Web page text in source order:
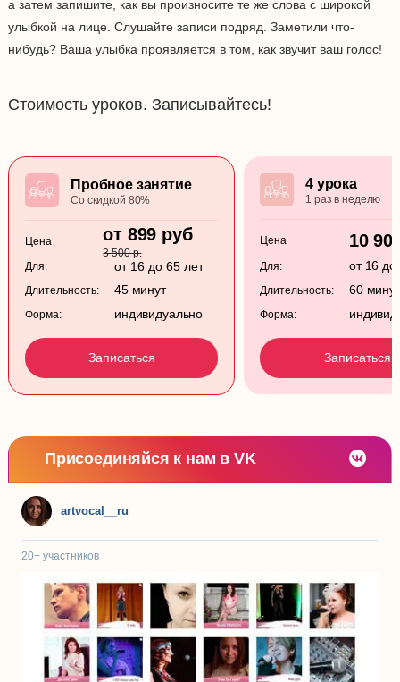
а затем запишите, как вы произносите те же слова с широкой
улыбкой на лице. Слушайте записи подряд. Заметили что-
нибудь? Ваша улыбка проявляется в том, как звучит ваш голос!
Стоимость уроков. Записывайтесь!
Пробное занятие
Со скидкой 80%
Цена от 899 руб
3 500 р.
Для:
от 16 до 65 лет
Длительность: 45 минут
Форма: индивидуально
Записаться
4 урока
1 раз в неделю
Цена 10
Для: от 16 до
Длительность: 60 минут
Форма:
Записаться
Присоединяйся к нам в VK
artvocal__ru
20+ участников